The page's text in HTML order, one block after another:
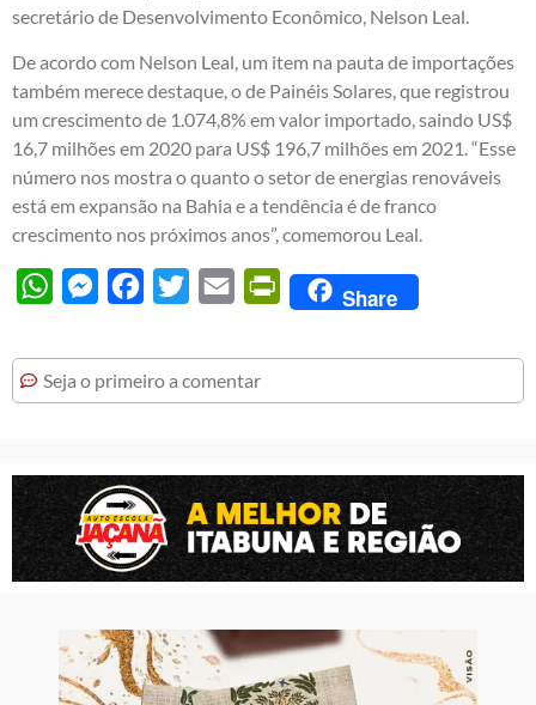
secretário de Desenvolvimento Econômico, Nelson Leal.
De acordo com Nelson Leal, um item na pauta de importações
também merece destaque, o de Painéis Solares, que registrou
um crescimento de 1.074,8% em valor importado, saindo US$
16,7 milhões em 2020 para US$ 196,7 milhões em 2021. “Esse
número nos mostra o quanto o setor de energias renováveis
está em expansão na Bahia e a tendência é de franco
crescimento nos próximos anos”, comemorou Leal.
WhatsAppMessengerFacebook
Twitter Email PrintFriendly
Share
Seja o primeiro a comentar